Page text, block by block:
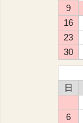
9
16
23
30
日
6